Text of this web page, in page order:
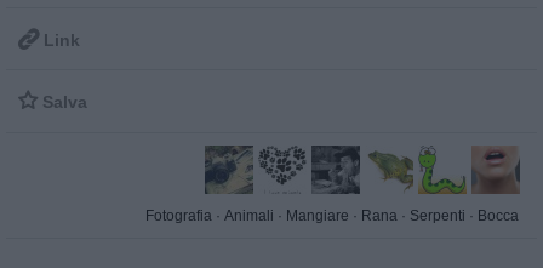
 Link
 Salva
Fotografia · Animali · Mangiare · Rana · Serpenti · Bocca